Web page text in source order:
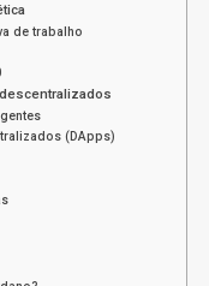
de trabalho
(DApps)